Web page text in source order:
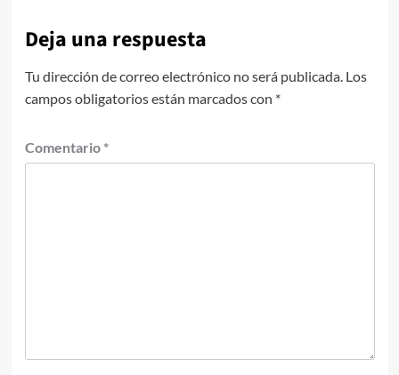
Deja una respuesta
Tu dirección de correo electrónico no será publicada. Los
campos obligatorios están marcados con *
Comentario *